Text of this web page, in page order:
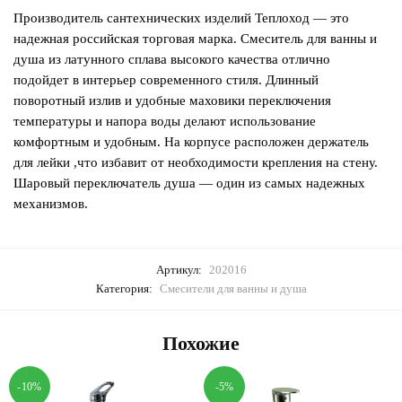
Производитель сантехнических изделий Теплоход — это
надежная российская торговая марка. Смеситель для ванны и
душа из латунного сплава высокого качества отлично
подойдет в интерьер современного стиля. Длинный
поворотный излив и удобные маховики переключения
температуры и напора воды делают использование
комфортным и удобным. На корпусе расположен держатель
для лейки ,что избавит от необходимости крепления на стену.
Шаровый переключатель душа — один из самых надежных
механизмов.
Артикул:
202016
Категория: Смесители для ванны и душа
Похожие
-10% -5%